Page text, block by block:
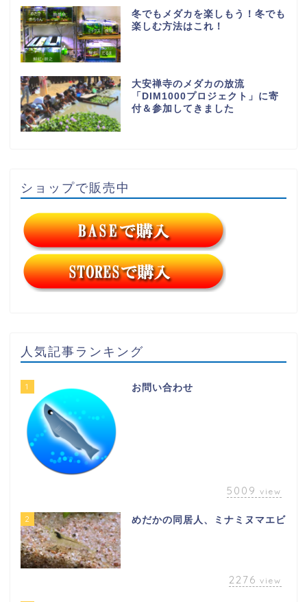
冬でもメダカを楽しもう！冬でも
楽しむ方法はこれ！
大安禅寺のメダカの放流
「DIM1000プロジェクト」に寄
付＆参加してきました
ショップで販売中
人気記事ランキング
1 お問い合わせ
5009 view
2 めだかの同居人、ミナミヌマエビ
2276 view